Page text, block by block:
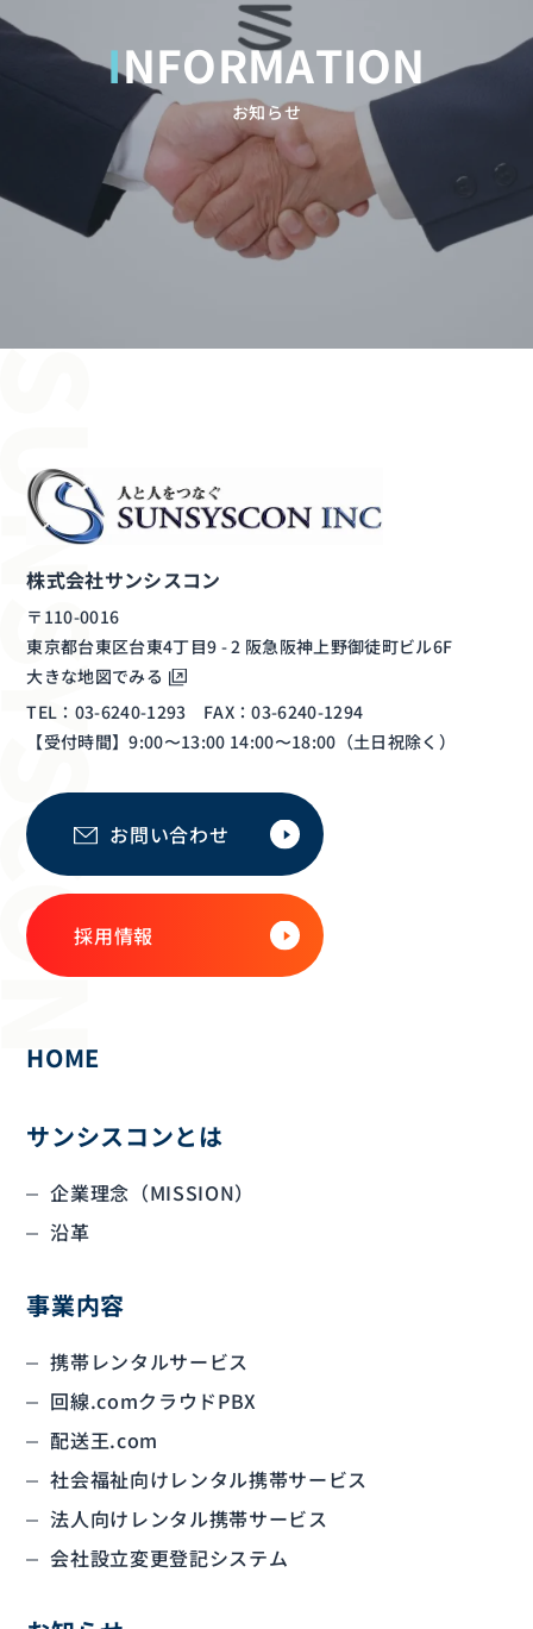
INFORMATION
お知らせ
株式会社サンシスコン
〒110-0016
東京都台東区台東4丁目9 - 2 阪急阪神上野御徒町ビル6F
大きな地図でみる
TEL：03-6240-1293 FAX：03-6240-1294
【受付時間】9:00〜13:00 14:00〜18:00（土日祝除く）
お問い合わせ
採用情報
HOME
サンシスコンとは
企業理念（MISSION）
沿革
事業内容
携帯レンタルサービス
回線.comクラウドPBX
配送王.com
社会福祉向けレンタル携帯サービス
法人向けレンタル携帯サービス
会社設立変更登記システム